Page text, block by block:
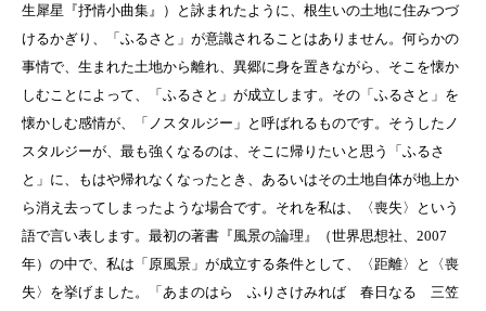
生犀星『抒情小曲集』）と詠まれたように、根生いの土地に住みつづ
けるかぎり、「ふるさと」が意識されることはありません。何らかの
事情で、生まれた土地から離れ、異郷に身を置きながら、そこを懐か
しむことによって、「ふるさと」が成立します。その「ふるさと」を
懐かしむ感情が、「ノスタルジー」と呼ばれるものです。そうしたノ
スタルジーが、最も強くなるのは、そこに帰りたいと思う「ふるさ
と」に、もはや帰れなくなったとき、あるいはその土地自体が地上か
ら消え去ってしまったような場合です。それを私は、〈喪失〉という
語で言い表します。最初の著書『風景の論理』（世界思想社、2007
年）の中で、私は「原風景」が成立する条件として、〈距離〉と〈喪
失〉を挙げました。「あまのはら ふりさけみれば 春日なる 三笠